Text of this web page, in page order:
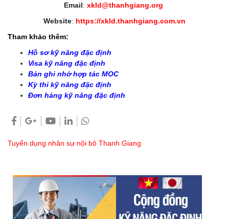
Email: xkld@thanhgiang.org
Website: https://xkld.thanhgiang.com.vn
Tham khảo thêm:
Hồ sơ kỹ năng đặc định
Visa kỹ năng đặc định
Bản ghi nhớ hợp tác MOC
Kỳ thi kỹ năng đặc định
Đơn hàng kỹ năng đặc định
Tuyển dụng nhân sự nội bộ Thanh Giang